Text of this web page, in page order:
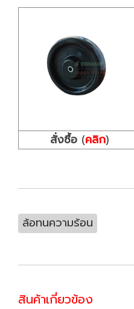
สั่งซื้อ (คลิก)
ล้อทนความร้อน
สินค้าเกี่ยวข้อง